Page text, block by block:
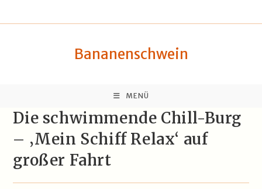
Inhalt
Bananenschwein
MENÜ
Die schwimmende Chill-Burg
– ‚Mein Schiff Relax‘ auf
großer Fahrt